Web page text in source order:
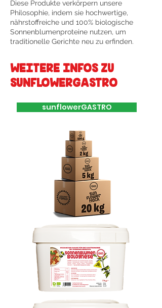
Diese Produkte verkörpern unsere
Philosophie, indem sie hochwertige,
nährstoffreiche und 100% biologische
Sonnenblumenproteine nutzen, um
traditionelle Gerichte neu zu erfinden.
WEITERE INFOS ZU
SUNFLOWERGASTRO
sunflowerGASTRO